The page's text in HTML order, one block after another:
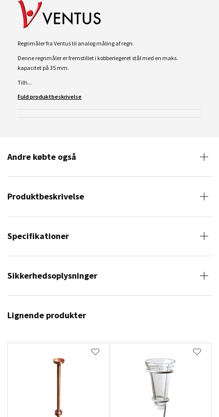
Regnmåler fra Ventus til analog måling af regn.
Denne regnmåler er fremstillet i kobberlegeret stål med en maks.
kapacitet på 35 mm.
Tilh...
Fuld produktbeskrivelse
Andre købte også
Produktbeskrivelse
Specifikationer
Sikkerhedsoplysninger
Lignende produkter